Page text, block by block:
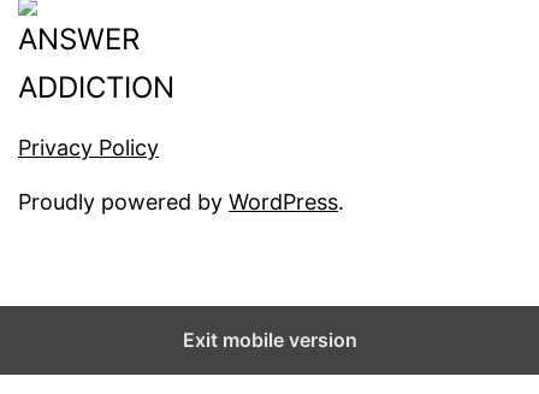
Privacy Policy
Proudly powered by WordPress.
Exit mobile version